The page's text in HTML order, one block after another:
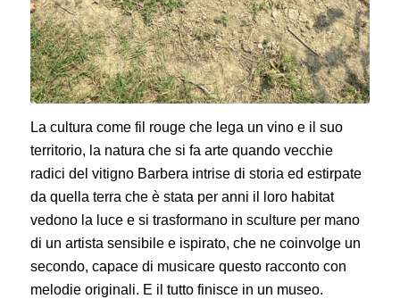
La cultura come fil rouge che lega un vino e il suo
territorio, la natura che si fa arte quando vecchie
radici del vitigno Barbera intrise di storia ed estirpate
da quella terra che è stata per anni il loro habitat
vedono la luce e si trasformano in sculture per mano
di un artista sensibile e ispirato, che ne coinvolge un
secondo, capace di musicare questo racconto con
melodie originali. E il tutto finisce in un museo.